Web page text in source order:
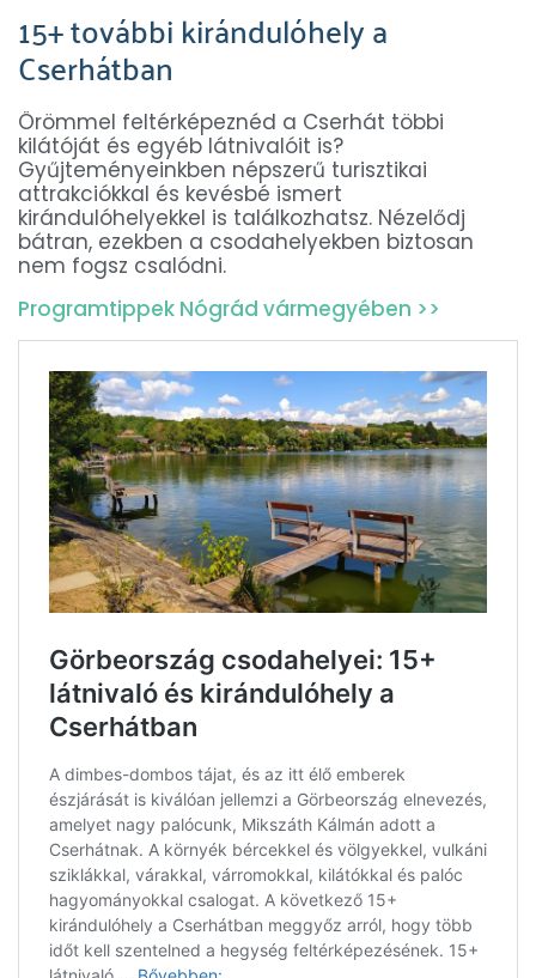
15+ további kirándulóhely a
Cserhátban
Örömmel feltérképeznéd a Cserhát többi
kilátóját és egyéb látnivalóit is?
Gyűjteményeinkben népszerű turisztikai
attrakciókkal és kevésbé ismert
kirándulóhelyekkel is találkozhatsz. Nézelődj
bátran, ezekben a csodahelyekben biztosan
nem fogsz csalódni.
Programtippek Nógrád vármegyében >>